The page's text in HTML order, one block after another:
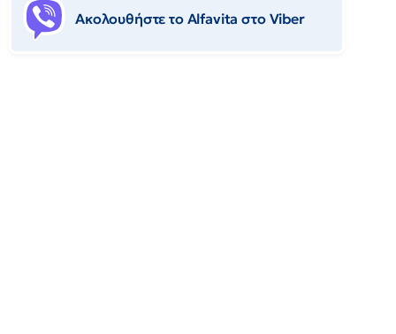
Ακολουθήστε το Αlfavita στο Viber